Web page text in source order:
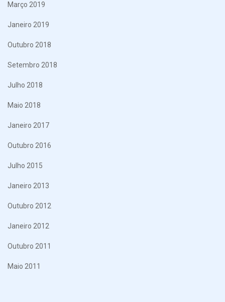
Março 2019
Janeiro 2019
Outubro 2018
Setembro 2018
Julho 2018
Maio 2018
Janeiro 2017
Outubro 2016
Julho 2015
Janeiro 2013
Outubro 2012
Janeiro 2012
Outubro 2011
Maio 2011